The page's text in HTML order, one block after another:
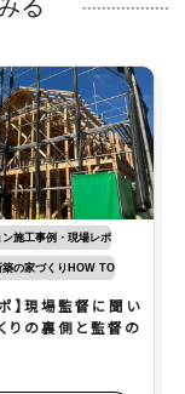
る
ン施工事例・現場レポ
築の家づくりHOW TO
】現場監督に聞い
りの裏側と監督の